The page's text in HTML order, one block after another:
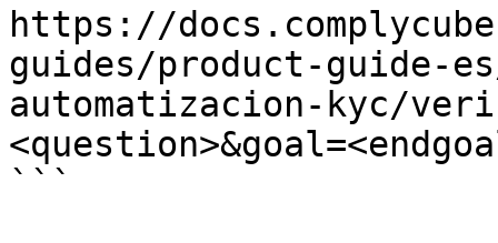
https://
guides/product-guide-
automatizacion-kyc/
```